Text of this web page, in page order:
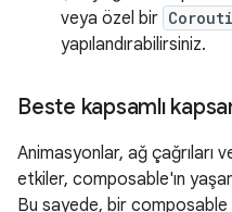
veya özel bir
yapılandırabilirsiniz.
Beste kapsamlı
Animasyonlar, ağ çağrıları
etkiler, composable'ın yaşam
Bu sayede, bir composable